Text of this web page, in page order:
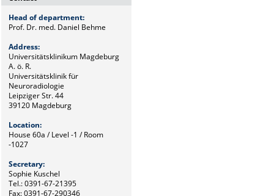
Head of department:
Prof. Dr. med. Daniel Behme
Address:
Universitätsklinikum Magdeburg
A. ö. R.
Universitätsklinik für
Neuroradiologie
Leipziger Str. 44
39120 Magdeburg
Location:
House 60a / Level -1 / Room
-1027
Secretary:
Sophie Kuschel
Tel.: 0391-67-21395
Fax: 0391-67-290346